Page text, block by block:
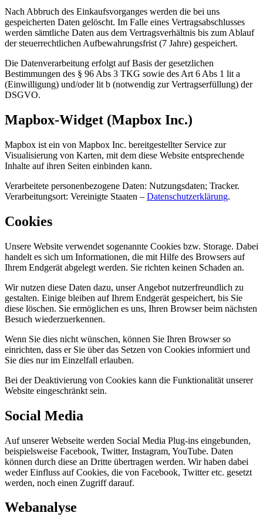
Nach Abbruch des Einkaufsvorganges werden die bei uns
gespeicherten Daten gelöscht. Im Falle eines Vertragsabschlusses
werden sämtliche Daten aus dem Vertragsverhältnis bis zum Ablauf
der steuerrechtlichen Aufbewahrungsfrist (7 Jahre) gespeichert.
Die Datenverarbeitung erfolgt auf Basis der gesetzlichen
Bestimmungen des § 96 Abs 3 TKG sowie des Art 6 Abs 1 lit a
(Einwilligung) und/oder lit b (notwendig zur Vertragserfüllung) der
DSGVO.
Mapbox-Widget (Mapbox Inc.)
Mapbox ist ein von Mapbox Inc. bereitgestellter Service zur
Visualisierung von Karten, mit dem diese Website entsprechende
Inhalte auf ihren Seiten einbinden kann.
Verarbeitete personenbezogene Daten: Nutzungsdaten; Tracker.
Verarbeitungsort: Vereinigte Staaten – Datenschutzerklärung.
Cookies
Unsere Website verwendet sogenannte Cookies bzw. Storage. Dabei
handelt es sich um Informationen, die mit Hilfe des Browsers auf
Ihrem Endgerät abgelegt werden. Sie richten keinen Schaden an.
Wir nutzen diese Daten dazu, unser Angebot nutzerfreundlich zu
gestalten. Einige bleiben auf Ihrem Endgerät gespeichert, bis Sie
diese löschen. Sie ermöglichen es uns, Ihren Browser beim nächsten
Besuch wiederzuerkennen.
Wenn Sie dies nicht wünschen, können Sie Ihren Browser so
einrichten, dass er Sie über das Setzen von Cookies informiert und
Sie dies nur im Einzelfall erlauben.
Bei der Deaktivierung von Cookies kann die Funktionalität unserer
Website eingeschränkt sein.
Social Media
Auf unserer Webseite werden Social Media Plug-ins eingebunden,
beispielsweise Facebook, Twitter, Instagram, YouTube. Daten
können durch diese an Dritte übertragen werden. Wir haben dabei
weder Einfluss auf Cookies, die von Facebook, Twitter etc. gesetzt
werden, noch einen Zugriff darauf.
Webanalyse